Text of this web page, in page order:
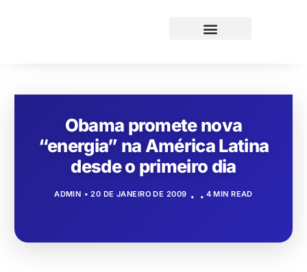
Obama promete nova
“energia” na América Latina
desde o primeiro dia
ADMIN 20 DE JANEIRO DE 2009 4 MIN READ